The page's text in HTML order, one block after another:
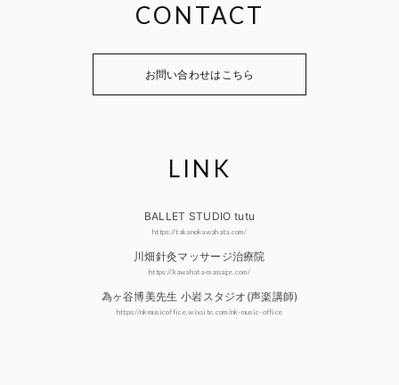
CONTACT
お問い合わせはこちら
LINK
BALLET STUDIO tutu
https://takanokawahata.com/
川畑針灸マッサージ治療院
https://kawahata-massage.com/
為ヶ谷博美先生 小岩スタジオ(声楽講師)
https://nkmusicoffice.wixsite.com/nk-music-office